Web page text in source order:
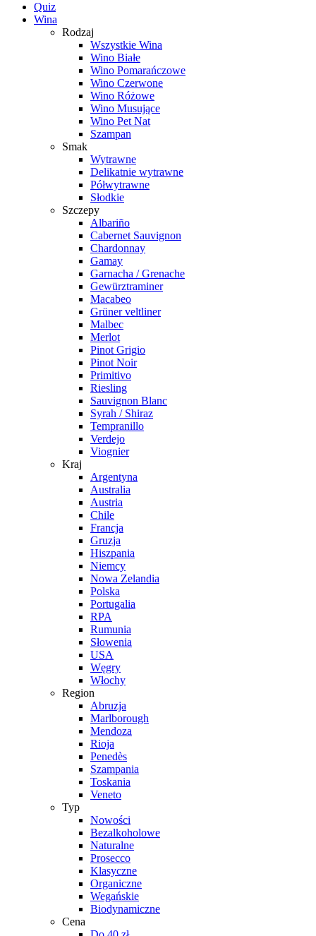
Quiz
Wina
Rodzaj
Wszystkie Wina
Wino Białe
Wino Pomarańczowe
Wino Czerwone
Wino Różowe
Wino Musujące
Wino Pet Nat
Szampan
Smak
Wytrawne
Delikatnie wytrawne
Półwytrawne
Słodkie
Szczepy
Albariño
Cabernet Sauvignon
Chardonnay
Gamay
Garnacha / Grenache
Gewürztraminer
Macabeo
Grüner veltliner
Malbec
Merlot
Pinot Grigio
Pinot Noir
Primitivo
Riesling
Sauvignon Blanc
Syrah / Shiraz
Tempranillo
Verdejo
Viognier
Kraj
Argentyna
Australia
Austria
Chile
Francja
Gruzja
Hiszpania
Niemcy
Nowa Zelandia
Polska
Portugalia
RPA
Rumunia
Słowenia
USA
Węgry
Włochy
Region
Abruzja
Marlborough
Mendoza
Rioja
Penedès
Szampania
Toskania
Veneto
Typ
Nowości
Bezalkoholowe
Naturalne
Prosecco
Klasyczne
Organiczne
Wegańskie
Biodynamiczne
Cena